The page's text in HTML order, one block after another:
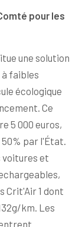
pour les
une solution
faibles
écologique
Ce
5 000 euros,
par l'État.
voitures et
Crit'Air 1 dont
km. Les